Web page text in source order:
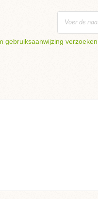
gebruiksaanwijzing verzoeken